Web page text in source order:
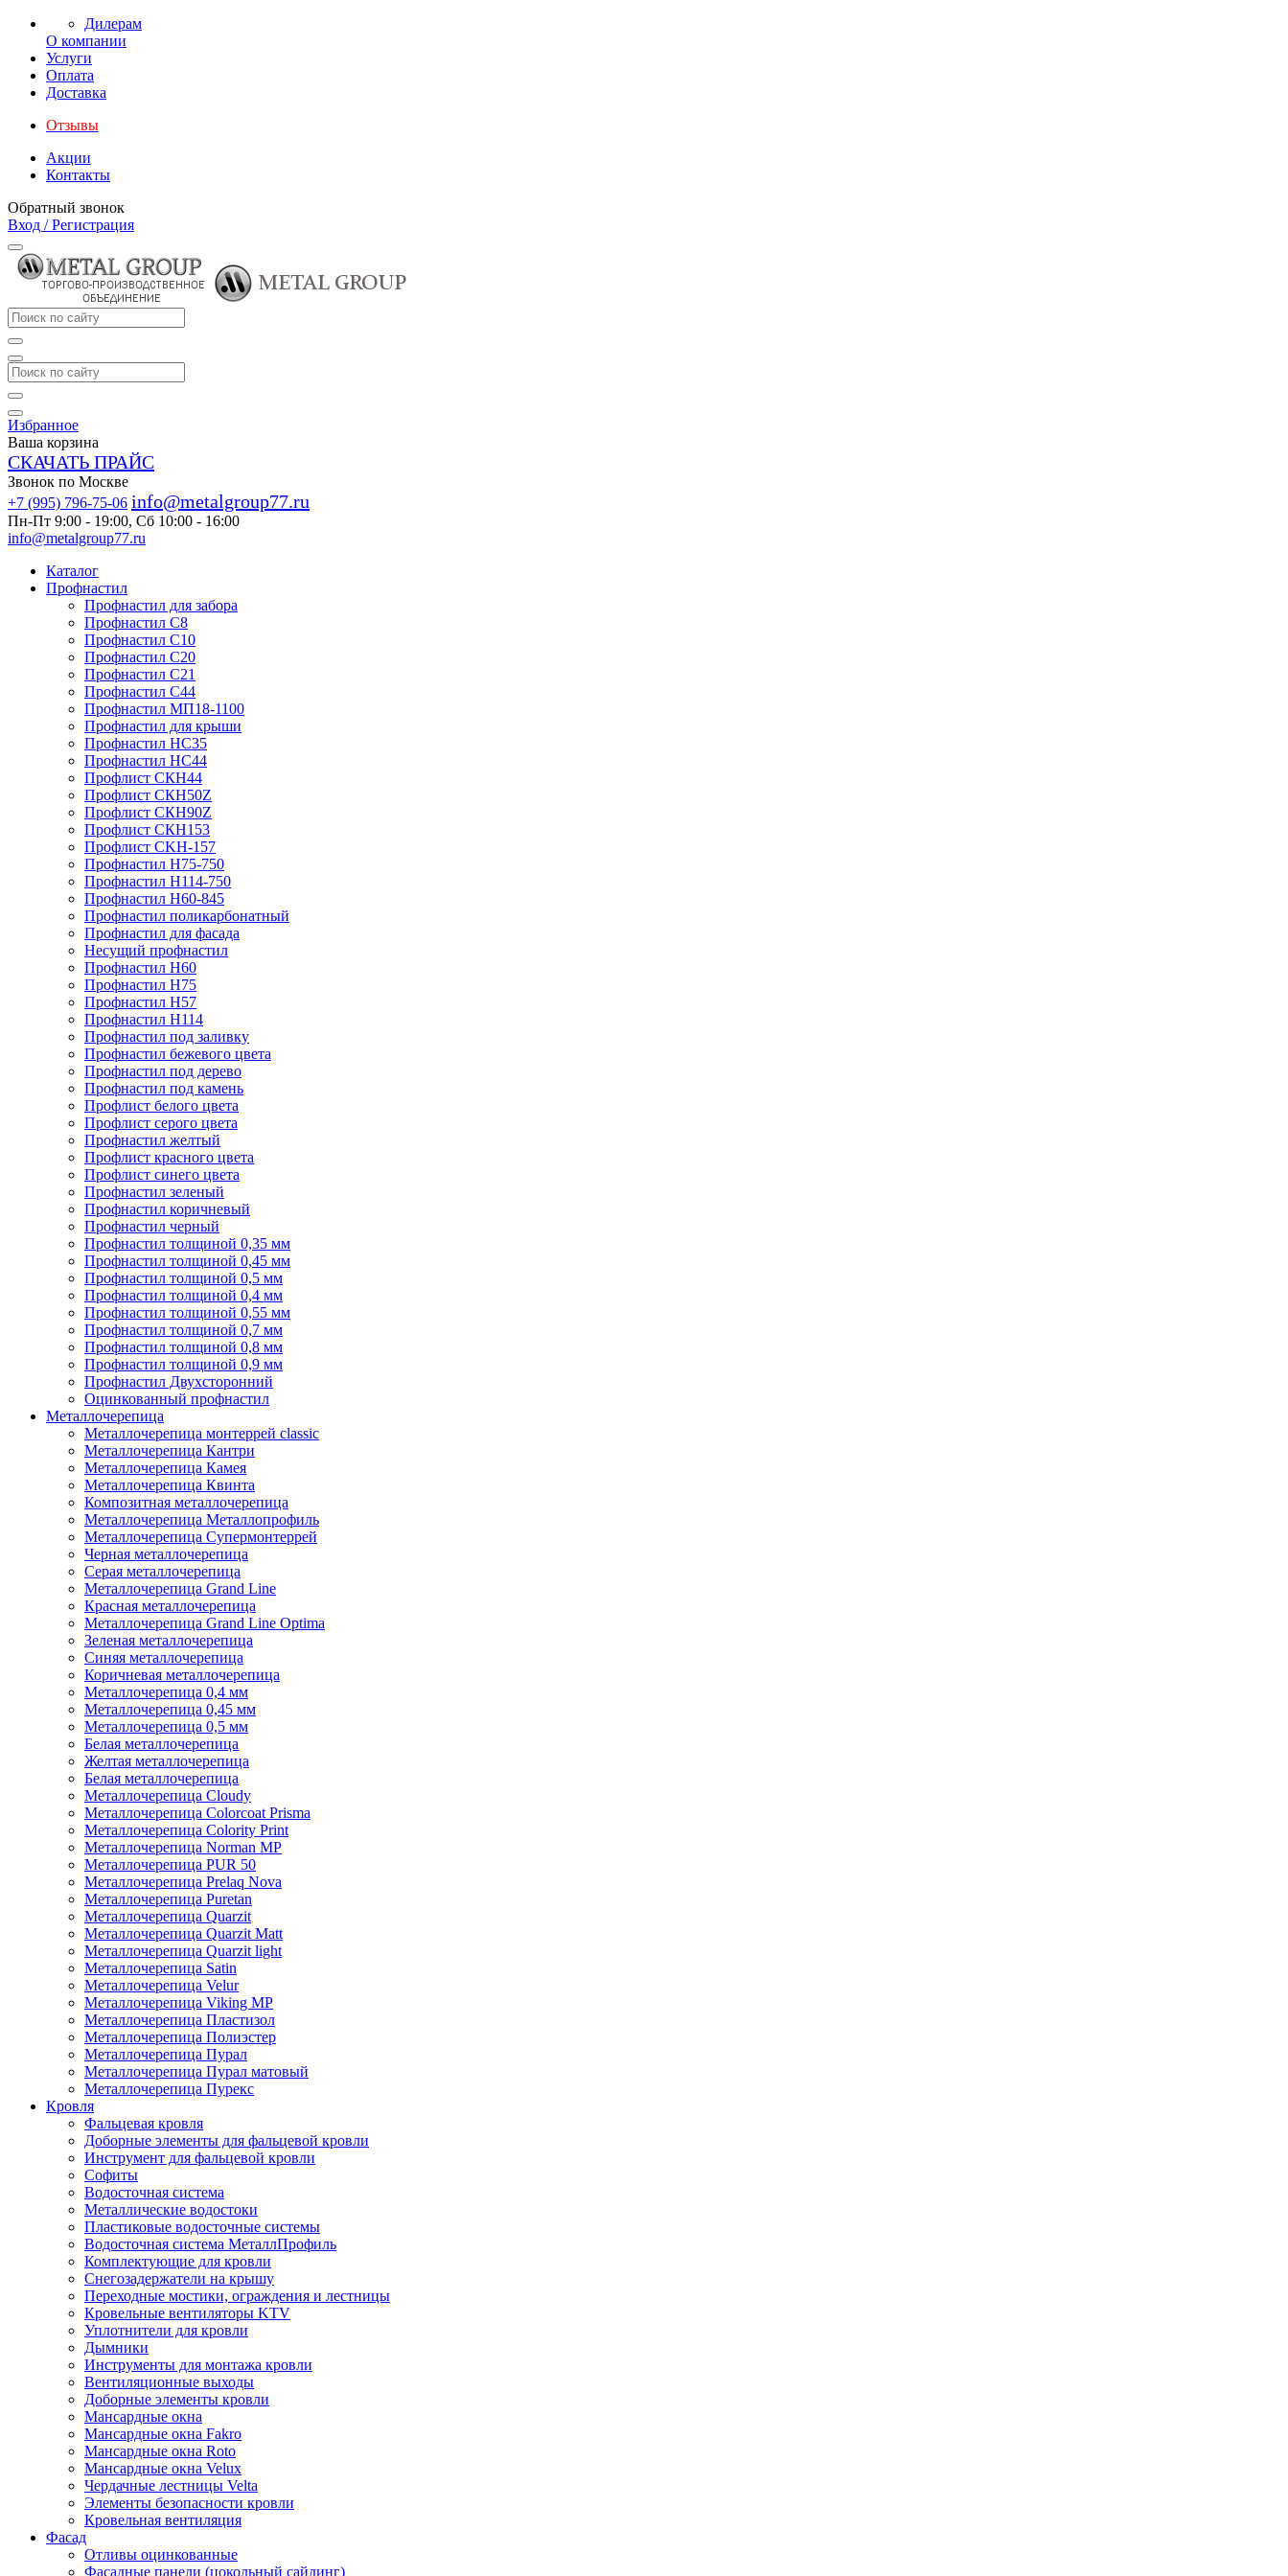
Дилерам
О компании
Услуги
Оплата
Доставка
Отзывы
Акции
Контакты
Обратный звонок
Вход / Регистрация
Избранное
Ваша корзина
СКАЧАТЬ ПРАЙС
Звонок по Москве
+7 (995) 796-75-06 info@metalgroup77.ru
Пн-Пт 9:00 - 19:00, Сб 10:00 - 16:00
info@metalgroup77.ru
Каталог
Профнастил
Профнастил для забора
Профнастил С8
Профнастил С10
Профнастил С20
Профнастил С21
Профнастил С44
Профнастил МП18-1100
Профнастил для крыши
Профнастил HC35
Профнастил НС44
Профлист СКН44
Профлист СКН50Z
Профлист СКН90Z
Профлист СКН153
Профлист СKH-157
Профнастил Н75-750
Профнастил Н114-750
Профнастил Н60-845
Профнастил поликарбонатный
Профнастил для фасада
​Несущий профнастил
Профнастил H60
Профнастил Н75
Профнастил Н57
Профнастил Н114
Профнастил под заливку
Профнастил бежевого цвета
Профнастил под дерево
Профнастил под камень
Профлист белого цвета
Профлист серого цвета
Профнастил желтый
Профлист красного цвета
Профлист синего цвета
Профнастил зеленый
Профнастил коричневый
Профнастил черный
Профнастил толщиной 0,35 мм
Профнастил толщиной 0,45 мм
Профнастил толщиной 0,5 мм
Профнастил толщиной 0,4 мм
Профнастил толщиной 0,55 мм
Профнастил толщиной 0,7 мм
Профнастил толщиной 0,8 мм
Профнастил толщиной 0,9 мм
Профнастил Двухсторонний
Оцинкованный профнастил
Металлочерепица
Металлочерепица монтеррей classic
Металлочерепица Кантри
Металлочерепица Камея
Металлочерепица Квинта
Композитная металлочерепица
Металлочерепица Металлопрофиль
Металлочерепица Супермонтеррей
Черная металлочерепица
Серая металлочерепица
Металлочерепица Grand Line
Красная металлочерепица
Металлочерепица Grand Line Optima
Зеленая металлочерепица
Синяя металлочерепица
Коричневая металлочерепица
Металлочерепица 0,4 мм
Металлочерепица 0,45 мм
Металлочерепица 0,5 мм
Белая металлочерепица
Желтая металлочерепица
Белая металлочерепица
Металлочерепица Cloudy
Металлочерепица Colorcoat Prisma
Металлочерепица Colority Print
Металлочерепица Norman MP
Металлочерепица PUR 50
Металлочерепица Prelaq Nova
Металлочерепица Puretan
Металлочерепица Quarzit
Металлочерепица Quarzit Matt
Металлочерепица Quarzit light
Металлочерепица Satin
Металлочерепица Velur
Металлочерепица Viking MP
Металлочерепица Пластизол
Металлочерепица Полиэстер
Металлочерепица Пурал
Металлочерепица Пурал матовый
Металлочерепица Пурекс
Кровля
Фальцевая кровля
Доборные элементы для фальцевой кровли
Инструмент для фальцевой кровли
Софиты
Водосточная система
Металлические водостоки
Пластиковые водосточные системы
Водосточная система МеталлПрофиль
Комплектующие для кровли
Снегозадержатели на крышу
Переходные мостики, ограждения и лестницы
Кровельные вентиляторы KTV
Уплотнители для кровли
Дымники
Инструменты для монтажа кровли
Вентиляционные выходы
Доборные элементы кровли
Мансардные окна
Мансардные окна Fakro
Мансардные окна Roto
Мансардные окна Velux
Чердачные лестницы Velta
Элементы безопасности кровли
Кровельная вентиляция
Фасад
Отливы оцинкованные
Фасадные панели (цокольный сайдинг)